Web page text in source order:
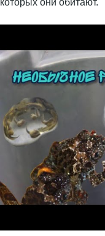
которых они обитают.